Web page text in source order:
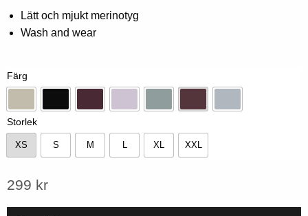
0,00
av
5
Lätt och mjukt merinotyg
Wash and wear
Färg
Beige Svart Dk-plum LavendelMint Rött vin Pärlblå
Storlek
XS S M XL XXL
299 kr